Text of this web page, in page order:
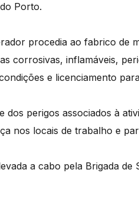
Porto.
procedia ao fabrico de
corrosivas, inflamáveis,
e licenciamento
dos perigos associados à
nos locais de trabalho e
a cabo pela Brigada